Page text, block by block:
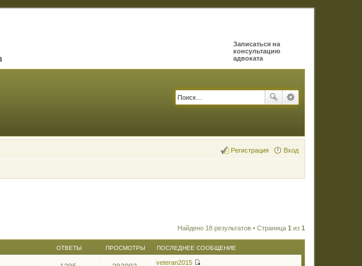
Записаться на
консультацию
адвоката
Вход
Регистрация
Найдено 18 результатов • Страница 1 из 1
ОТВЕТЫ ПРОСМОТРЫ ПОСЛЕДНЕЕ СООБЩЕНИЕ
veteran2015